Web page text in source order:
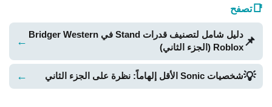
📑تصفح
📌
دليل شامل لتصنيف قدرات Stand في Bridger Western
Roblox (الجزء الثاني)
←
💡شخصيات Sonic الأقل إلهاماً: نظرة على الجزء الثاني ←